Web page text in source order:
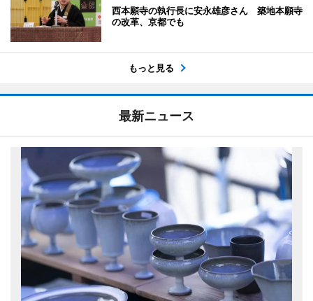
西本願寺の執行長に安永雄彦さん 築地本願寺
の改革、京都でも
もっと見る
最新ニュース